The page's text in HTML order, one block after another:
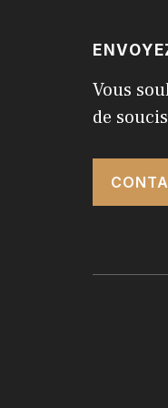
Vous
de